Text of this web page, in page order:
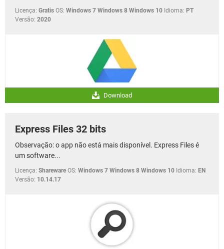
Licença: Gratis OS: Windows 7 Windows 8 Windows 10 Idioma: PT
Versão: 2020
Download
Express Files 32 bits
Observação: o app não está mais disponível. Express Files é
um software...
Licença: Shareware OS: Windows 7 Windows 8 Windows 10 Idioma: EN
Versão: 10.14.17